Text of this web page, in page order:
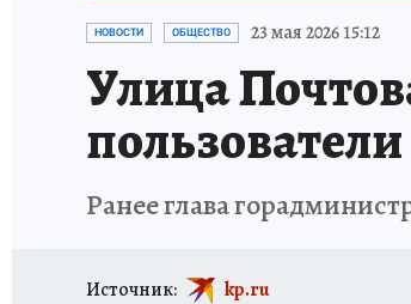
АФИША ИСПЫТАНО НА
НОВОСТИ ОБЩЕСТВО 23 мая 2026 15:12
Улица
Ранее глава
Источник: kp.ru